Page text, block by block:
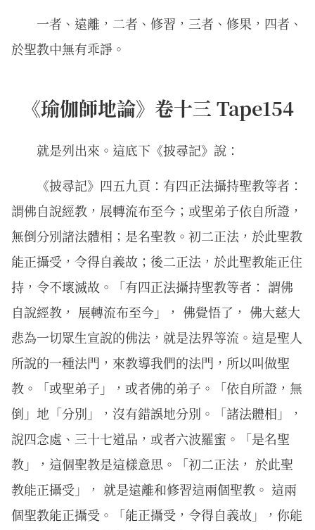
一者、遠離，二者、修習，三者、修果，四者、
於聖教中無有乖諍。
《瑜伽師地論》卷十三 Tape154
就是列出來。這底下《披尋記》說：
《披尋記》四五九頁：有四正法攝持聖教等者：
謂佛自說經教，展轉流布至今；或聖弟子依自所證，
無倒分別諸法體相；是名聖教。初二正法，於此聖教
能正攝受，令得自義故；後二正法，於此聖教能正住
持，令不壞滅故。「有四正法攝持聖教等者： 謂佛
自說經教， 展轉流布至今」， 佛覺悟了， 佛大慈大
悲為一切眾生宣說的佛法，就是法界等流。這是聖人
所說的一種法門，來教導我們的法門，所以叫做聖
教。「或聖弟子」，或者佛的弟子。「依自所證，無
倒」地「分別」，沒有錯誤地分別。「諸法體相」，
說四念處、三十七道品，或者六波羅蜜。「是名聖
教」，這個聖教是這樣意思。「初二正法， 於此聖
教能正攝受」， 就是遠離和修習這兩個聖教。 這兩
個聖教能正攝受。「能正攝受，令得自義故」，你能